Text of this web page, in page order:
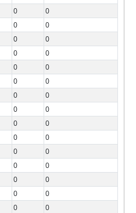
0
0
0
0
0
0
0
0
0
0
0
0
0
0
0
0
0
0
0
0
0
0
0
0
0
0
0
0
0
0